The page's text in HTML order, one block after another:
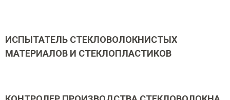
ИСПЫТАТЕЛЬ СТЕКЛОВОЛОКНИСТЫХ
МАТЕРИАЛОВ И СТЕКЛОПЛАСТИКОВ